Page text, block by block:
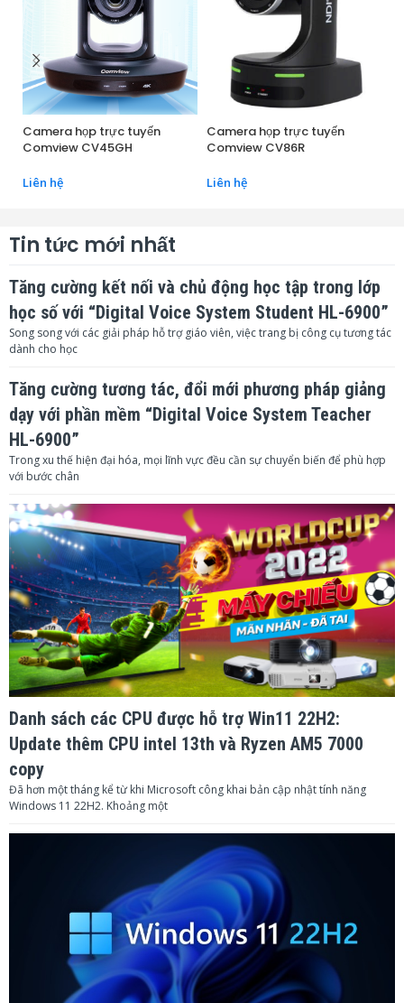
Camera họp trực tuyến
Comview CV45GH
Liên hệ
Camera họp trực tuyến
Comview CV86R
Liên hệ
Tin tức mới nhất
Tăng cường kết nối và chủ động học tập trong lớp
học số với “Digital Voice System Student HL-6900”
Song song với các giải pháp hỗ trợ giáo viên, việc trang bị công cụ tương tác
dành cho học
Tăng cường tương tác, đổi mới phương pháp giảng
dạy với phần mềm “Digital Voice System Teacher
HL-6900”
Trong xu thế hiện đại hóa, mọi lĩnh vực đều cần sự chuyển biến để phù hợp
với bước chân
Danh sách các CPU được hỗ trợ Win11 22H2:
Update thêm CPU intel 13th và Ryzen AM5 7000
copy
Đã hơn một tháng kể từ khi Microsoft công khai bản cập nhật tính năng
Windows 11 22H2. Khoảng một